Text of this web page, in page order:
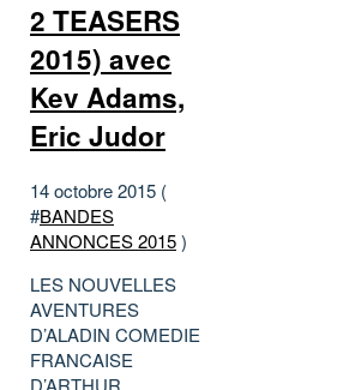
2 TEASERS
2015) avec
Kev Adams,
Eric Judor
14 octobre 2015 (
#BANDES
ANNONCES 2015)
LES NOUVELLES
AVENTURES
D’ALADIN COMEDIE
FRANCAISE
D’ARTHUR